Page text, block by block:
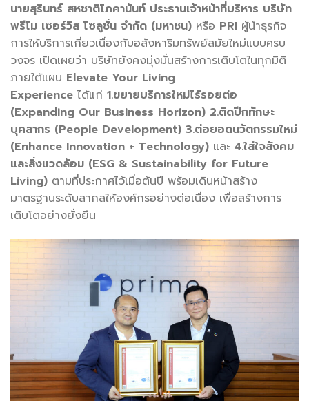
นายสุรินทร์ สหชาติโภคานันท์ ประธานเจ้าหน้าที่บริหาร บริษัท
พรี​โม เซอร์วิส โซลูชั่น จำกัด (มหาชน) หรือ PRI ผู้นำธุรกิจ
การให้บริการเกี่ยวเนื่องกับอสังหาริมทรัพย์สมัยใหม่แบบครบ
วงจร เปิดเผยว่า บริษัทยังคงมุ่งมั่นสร้างการเติบโตในทุกมิติ
ภายใต้แผน Elevate Your Living
Experience ได้แก่ 1.ขยายบริการใหม่ไร้รอยต่อ
(Expanding Our Business Horizon) 2.ติดปีกทักษะ
บุคลากร (People Development) 3.ต่อยอดนวัตกรรมใหม่
(Enhance Innovation + Technology) และ 4.ใส่ใจสังคม
และสิ่งแวดล้อม (ESG & Sustainability for Future
Living) ตามที่ประกาศไว้เมื่อต้นปี พร้อมเดินหน้าสร้าง
มาตรฐานระดับสากลให้องค์กรอย่างต่อเนื่อง เพื่อสร้างการ
เติบโตอย่างยั่งยืน